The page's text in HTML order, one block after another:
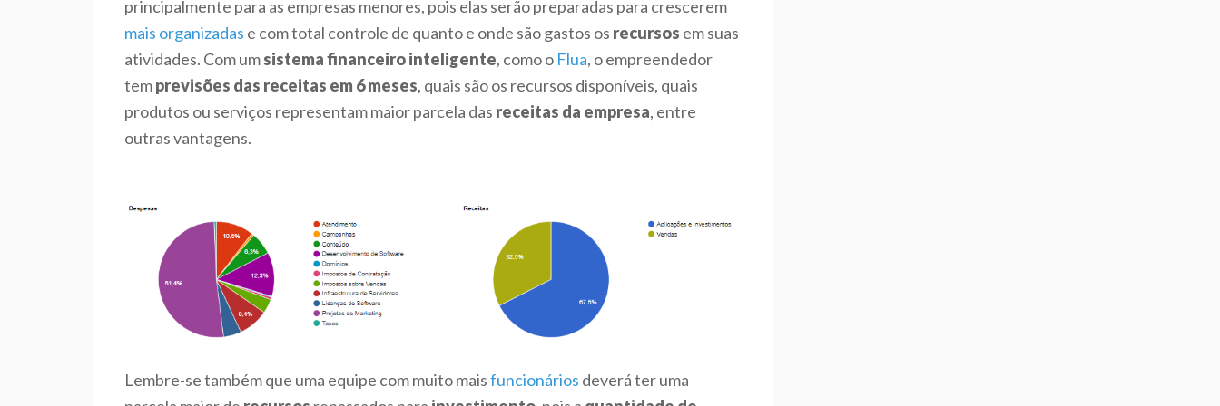
principalmente para as empresas menores, pois elas serão preparadas para crescerem
mais organizadas e com total controle de quanto e onde são gastos os recursos em suas
atividades. Com umsistema financeiro inteligente, como o Flua, o empreendedor
temprevisões das receitas em 6 meses, quais são os recursos disponíveis, quais
produtos ou serviços representam maior parcela das receitas da empresa, entre
outras vantagens.
Lembre-se também que uma equipe com muito maisfuncionários deverá ter uma